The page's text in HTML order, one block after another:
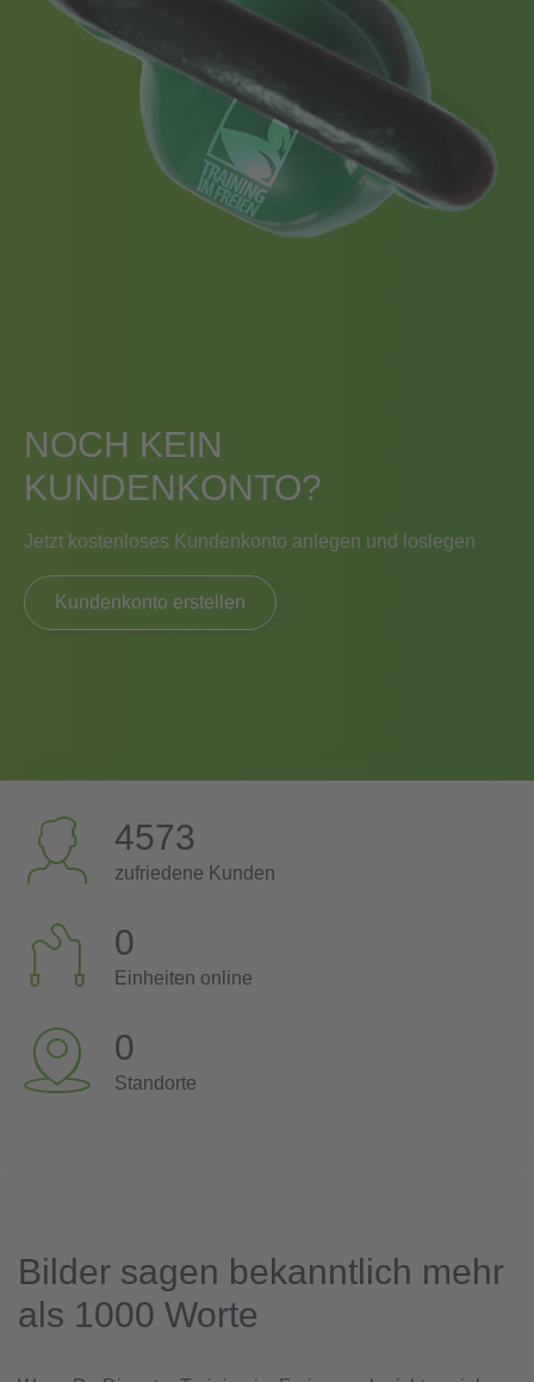
NOCH KEIN
KUNDENKONTO?
Jetzt kostenloses Kundenkonto anlegen und loslegen
Kundenkonto erstellen
4573
zufriedene Kunden
0
Einheiten online
0
Standorte
Bilder sagen bekanntlich mehr
als 1000 Worte